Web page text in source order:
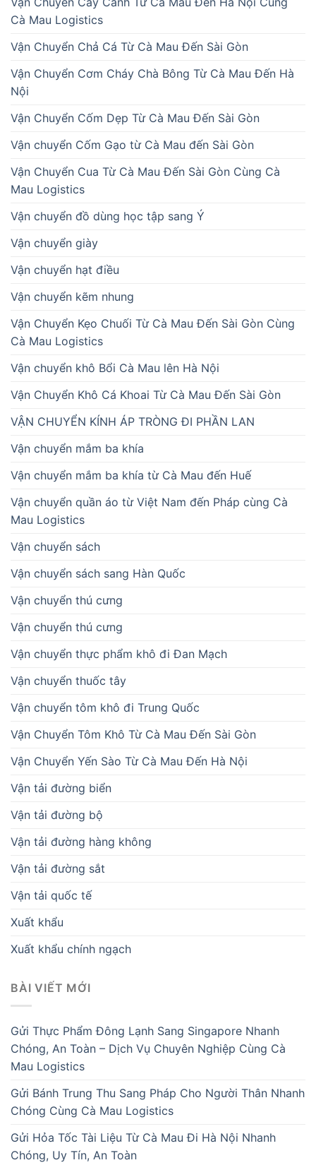
Cà Mau Logistics
Vận Chuyển Chả Cá Từ Cà Mau Đến Sài Gòn
Vận Chuyển Cơm Cháy Chà Bông Từ Cà Mau Đến Hà
Nội
Vận Chuyển Cốm Dẹp Từ Cà Mau Đến Sài Gòn
Vận chuyển Cốm Gạo từ Cà Mau đến Sài Gòn
Vận Chuyển Cua Từ Cà Mau Đến Sài Gòn Cùng Cà
Mau Logistics
Vận chuyển đồ dùng học tập sang Ý
Vận chuyển giày
Vận chuyển hạt điều
Vận chuyển kẽm nhung
Vận Chuyển Kẹo Chuối Từ Cà Mau Đến Sài Gòn Cùng
Cà Mau Logistics
Vận chuyển khô Bổi Cà Mau lên Hà Nội
Vận Chuyển Khô Cá Khoai Từ Cà Mau Đến Sài Gòn
VẬN CHUYỂN KÍNH ÁP TRÒNG ĐI PHẦN LAN
Vận chuyển mắm ba khía
Vận chuyển mắm ba khía từ Cà Mau đến Huế
Vận chuyển quần áo từ Việt Nam đến Pháp cùng Cà
Mau Logistics
Vận chuyển sách
Vận chuyển sách sang Hàn Quốc
Vận chuyển thú cưng
Vận chuyển thú cưng
Vận chuyển thực phẩm khô đi Đan Mạch
Vận chuyển thuốc tây
Vận chuyển tôm khô đi Trung Quốc
Vận Chuyển Tôm Khô Từ Cà Mau Đến Sài Gòn
Vận Chuyển Yến Sào Từ Cà Mau Đến Hà Nội
Vận tải đường biển
Vận tải đường bộ
Vận tải đường hàng không
Vận tải đường sắt
Vận tải quốc tế
Xuất khẩu
Xuất khẩu chính ngạch
BÀI VIẾT MỚI
Gửi Thực Phẩm Đông Lạnh Sang Singapore Nhanh
Chóng, An Toàn – Dịch Vụ Chuyên Nghiệp Cùng Cà
Mau Logistics
Gửi Bánh Trung Thu Sang Pháp Cho Người Thân Nhanh
Chóng Cùng Cà Mau Logistics
Gửi Hỏa Tốc Tài Liệu Từ Cà Mau Đi Hà Nội Nhanh
Chóng, Uy Tín, An Toàn